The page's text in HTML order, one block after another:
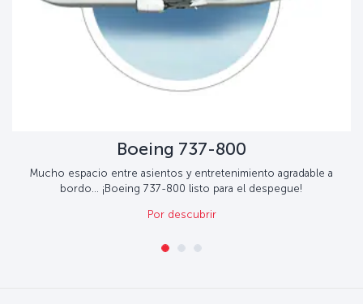
Boeing 737-800
Mucho espacio entre asientos y entretenimiento agradable a
bordo... ¡Boeing 737-800 listo para el despegue!
Por descubrir